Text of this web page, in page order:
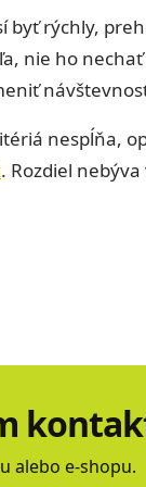
byť rýchly,
nie ho
nespĺňa,
. Rozdiel
alebo e-shopu.